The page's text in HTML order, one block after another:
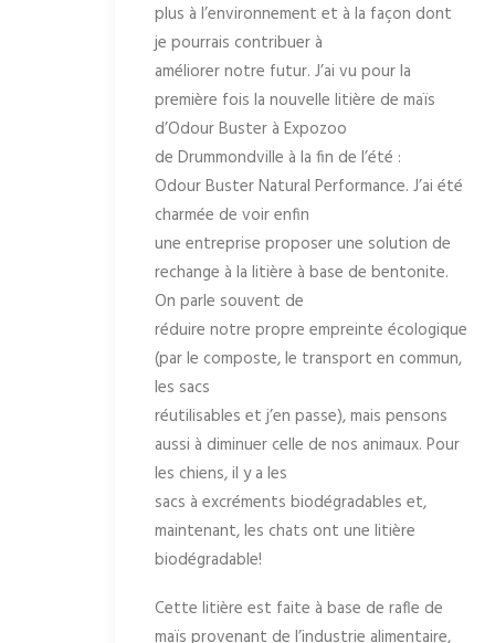
plus à l’environnement et à la façon dont
je pourrais contribuer à
améliorer notre futur. J’ai vu pour la
première fois la nouvelle litière de maïs
d’Odour Buster à Expozoo
de Drummondville à la fin de l’été :
Odour Buster Natural Performance. J’ai été
charmée de voir enfin
une entreprise proposer une solution de
rechange à la litière à base de bentonite.
On parle souvent de
réduire notre propre empreinte écologique
(par le composte, le transport en commun,
les sacs
réutilisables et j’en passe), mais pensons
aussi à diminuer celle de nos animaux. Pour
les chiens, il y a les
sacs à excréments biodégradables et,
maintenant, les chats ont une litière
biodégradable!
Cette litière est faite à base de rafle de
maïs provenant de l’industrie alimentaire,